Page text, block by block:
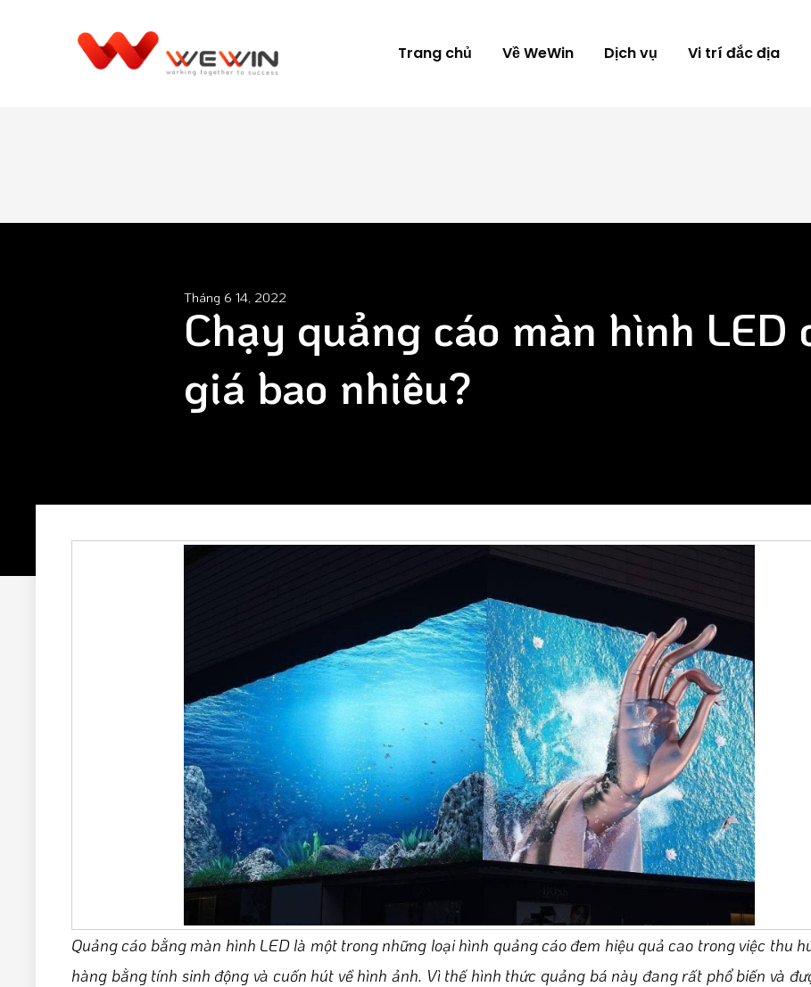
Trang chủ Về WeWin Dịch vụ Vi trí đắc địa
Tháng 6 14, 2022
Chạy quảng cáo màn hình LED
giá bao nhiêu?
Quảng cáo bằng màn hình LED là một trong những loại hình quảng cáo đem hiệu quả cao trong việc thu
hàng bằng tính sinh động và cuốn hút về hình ảnh. Vì thế hình thức quảng bá này đang rất phổ biến và